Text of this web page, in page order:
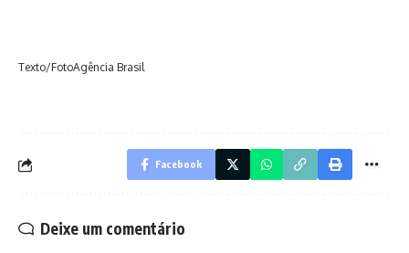
Texto/FotoAgência Brasil
Facebook
Deixe um comentário